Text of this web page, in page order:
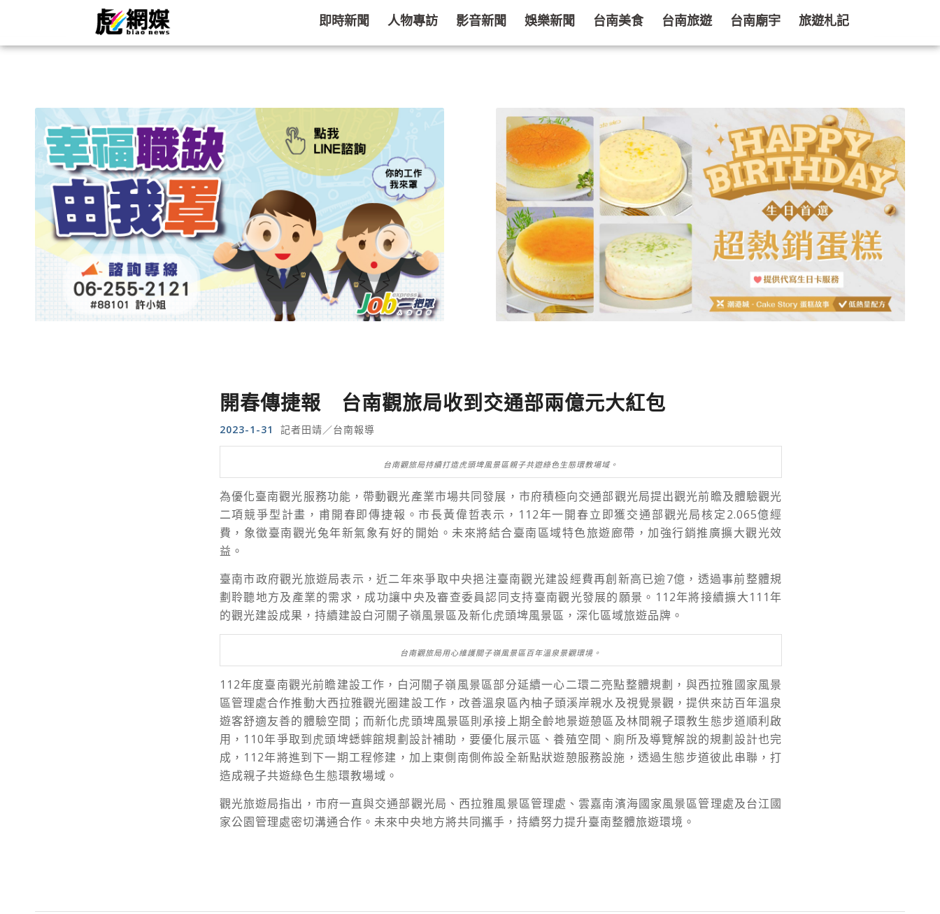
即時新聞 人物專訪 影音新聞 娛樂新聞 台南美食 台南旅遊 台南廟宇 旅遊札記
開春傳捷報 台南觀旅局收到交通部兩億元大紅包
2023-1-31 記者田靖／台南報導
台南觀旅局持續打造虎頭埤風景區親子共遊綠色生態環教場域。
為優化臺南觀光服務功能，帶動觀光產業市場共同發展，市府積極向交通部觀光局提出觀光前瞻及體驗觀光
二項競爭型計畫，甫開春即傳捷報。市長黃偉哲表示， 112年一開春立即獲交通部觀光局核定2.065億經
費，象徵臺南觀光兔年新氣象有好的開始。未來將結合臺南區域特色旅遊廊帶，加強行銷推廣擴大觀光效
益。
臺南市政府觀光旅遊局表示，近二年來爭取中央挹注臺南觀光建設經費再創新高已逾7億，透過事前整體規
劃聆聽地方及產業的需求，成功讓中央及審查委員認同支持臺南觀光發展的願景。 112年將接續擴大111年
的觀光建設成果，持續建設白河關子嶺風景區及新化虎頭埤風景區，深化區域旅遊品牌。
台南觀旅局用心維護關子嶺風景區百年溫泉景觀環境。
112年度臺南觀光前瞻建設工作，白河關子嶺風景區部分延續一心二環二亮點整體規劃，與西拉雅國家風景
區管理處合作推動大西拉雅觀光圈建設工作，改善溫泉區內柚子頭溪岸親水及視覺景觀，提供來訪百年溫泉
遊客舒適友善的體驗空間；而新化虎頭埤風景區則承接上期全齡地景遊憩區及林間親子環教生態步道順利啟
用， 110年爭取到虎頭埤蟋蟀館規劃設計補助，要優化展示區、養殖空間、廁所及導覽解說的規劃設計也完
成， 112年將進到下一期工程修建，加上東側南側佈設全新點狀遊憩服務設施，透過生態步道彼此串聯，打
造成親子共遊綠色生態環教場域。
觀光旅遊局指出，市府一直與交通部觀光局、西拉雅風景區管理處、雲嘉南濱海國家風景區管理處及台江國
家公園管理處密切溝通合作。未來中央地方將共同攜手，持續努力提升臺南整體旅遊環境。